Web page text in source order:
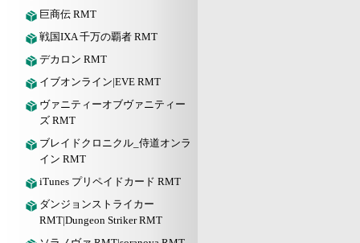
巨商伝 RMT
戦国IXA 千万の覇者 RMT
デカロン RMT
イブオンライン|EVE RMT
ヴァニティーオブヴァニティー
ズ RMT
ブレイドクロニクル_侍道オンラ
イン RMT
iTunes プリペイドカード RMT
ダンジョンストライカー
RMT|Dungeon Striker RMT